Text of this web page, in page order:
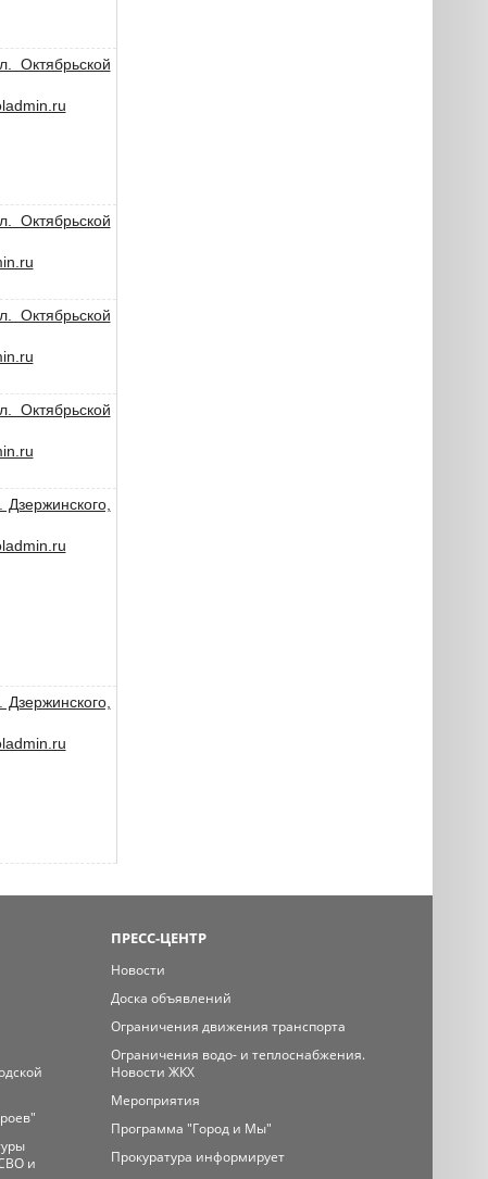
Октябрьской
Октябрьской
Октябрьской
Октябрьской
Дзержинского,
Дзержинского,
и
ПРЕСС-ЦЕНТР
Новости
Доска объявлений
Ограничения движения транспорта
Ограничения водо- и теплоснабжения.
Новости ЖКХ
Мероприятия
Программа "Город и Мы"
Прокуратура информирует